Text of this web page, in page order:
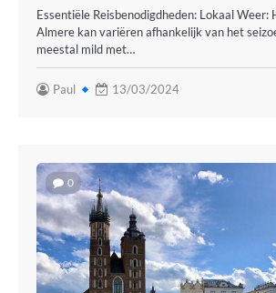
Essentiële Reisbenodigdheden: Lokaal Weer:
Almere kan variëren afhankelijk van het
meestal mild met…
Paul 13/03/2024
0